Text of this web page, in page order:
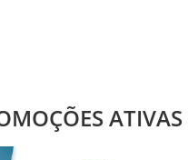
ATIVAS